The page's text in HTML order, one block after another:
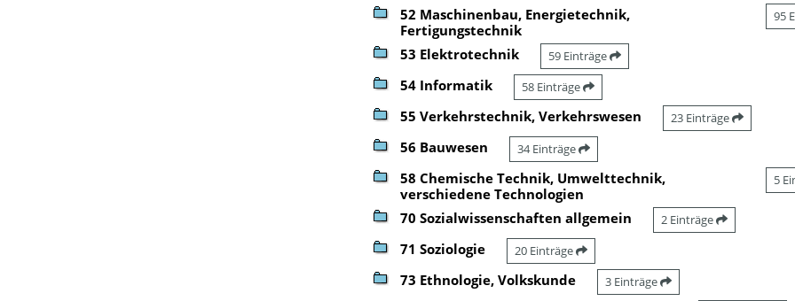
52 Maschinenbau, Energietechnik,
Fertigungstechnik
95
53 Elektrotechnik 59 Einträge
54 Informatik 58 Einträge
55 Verkehrstechnik, Verkehrswesen 23 Einträge
56 Bauwesen 34 Einträge
58 Chemische Technik, Umwelttechnik,
verschiedene Technologien
5
70 Sozialwissenschaften allgemein 2 Einträge
71 Soziologie 20 Einträge
73 Ethnologie, Volkskunde 3 Einträge